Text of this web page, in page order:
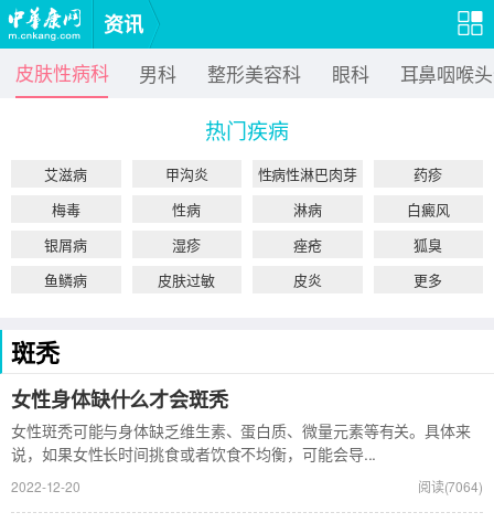
资讯
皮肤性病科 男科 整形美容科 眼科 耳鼻咽喉
热门疾病
艾滋病 甲沟炎
性病性淋巴肉芽
肿
药疹
梅毒
性病 淋病
白癜风
银屑病
湿疹 痤疮
狐臭
鱼鳞病
皮肤过敏 皮炎 更多
斑秃
女性身体缺什么才会斑秃
女性斑秃可能与身体缺乏维生素、蛋白质、微量元素等有关。具体来
说，如果女性长时间挑食或者饮食不均衡，可能会导...
2022-12-20 阅读(7064)